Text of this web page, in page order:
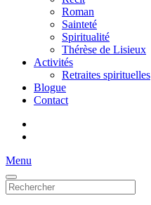
Roman
Sainteté
Spiritualité
Thérèse de Lisieux
Activités
Retraites spirituelles
Blogue
Contact
Menu